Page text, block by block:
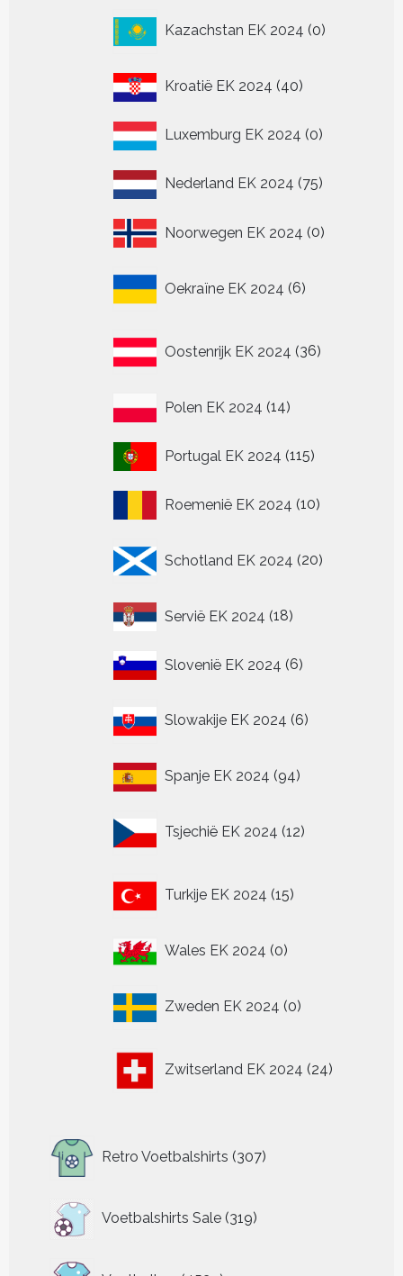
Kazachstan EK 2024 0
producten
Kroatië EK 2024 4040
Luxemburg EK 2024 00
Nederland EK 2024 7575
Noorwegen EK 2024 00
Oekraïne EK 2024 6
producten
Oostenrijk EK 2024 36
producten
Polen EK 2024 1414
Portugal EK 2024 115115
Roemenië EK 2024 1010
Schotland EK 2024 20
producten
Servië EK 2024 1818
Slovenië EK 2024 66
Slowakije EK 2024 6
producten
Spanje EK 2024 9494
Tsjechië EK 2024 12
producten
Turkije EK 2024 15
producten
Wales EK 2024 00
Zweden EK 2024 0
producten
Zwitserland EK 2024 24
producten
Retro Voetbalshirts 307
producten
Voetbalshirts Sale 319
319